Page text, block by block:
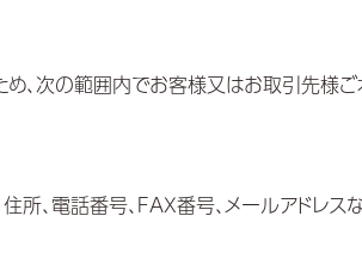
、次の範囲内でお客様又はお取引先様
所、電話番号、FAX番号、メールアドレス